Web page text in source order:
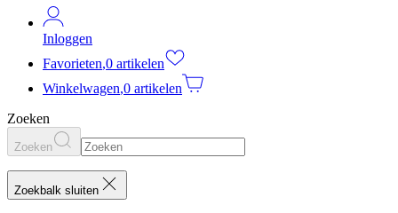
Inloggen
Favorieten,0 artikelen
Winkelwagen,0 artikelen
Zoeken
Zoeken
Zoekbalk sluiten